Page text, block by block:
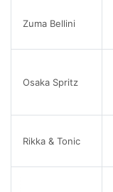
Zuma Bellini
Osaka Spritz
Rikka & Tonic